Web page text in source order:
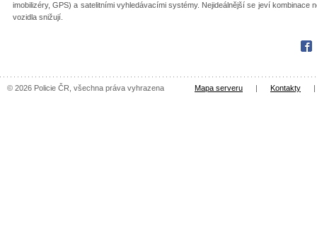
imobilizéry, GPS) a satelitními vyhledávacími systémy. Nejideálnější se jeví
vozidla snižují.
© 2026 Policie ČR, všechna práva vyhrazena Mapa serveru | Kontakty |